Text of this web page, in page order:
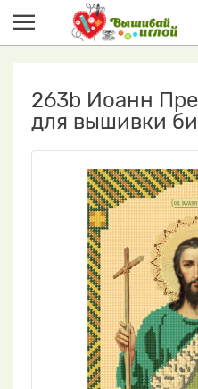
263b Иоанн
для вышивки